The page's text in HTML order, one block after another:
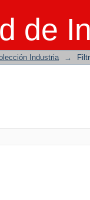
de
Industria →